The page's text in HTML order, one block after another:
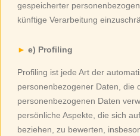
gespeicherter
künftige Verarbeitung
e) Profiling
Profiling ist jede Art der
personenbezogener Daten, die
personenbezogenen Daten
persönliche Aspekte, die sich
beziehen, zu bewerten,